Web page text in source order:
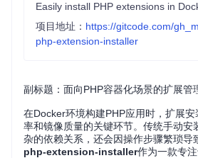
Easily install PHP extensions in
项目地址： https://gitcode.com/
php-extension-installer
副标题：面向PHP容器化场景的扩展管
在Docker环境构建PHP应用时，扩展
率和镜像质量的关键环节。传统手动安
杂的依赖关系，还会因操作步骤繁琐导
php-extension-installer作为一款专